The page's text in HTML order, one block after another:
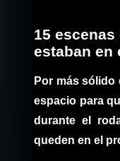
15 escenas
estaban en
Por más sólido
espacio para
durante el
queden en el